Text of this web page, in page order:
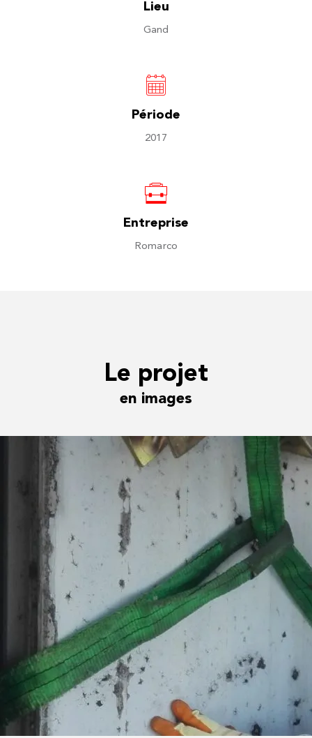
Lieu
Gand
Période
2017
Entreprise
Romarco
Le projet
en images